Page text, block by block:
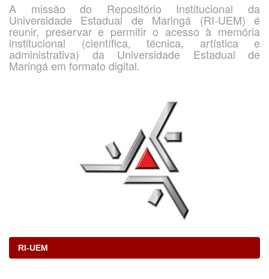
A missão do Repositório Institucional da
Universidade Estadual de Maringá (RI-UEM) é
reunir, preservar e permitir o acesso à memória
institucional (científica, técnica, artística e
administrativa) da Universidade Estadual de
Maringá em formato digital.
RI-UEM